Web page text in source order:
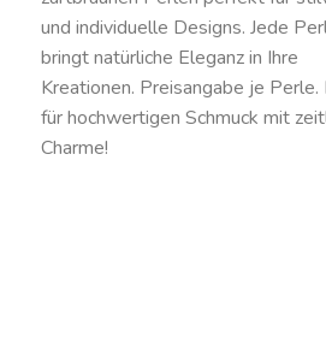
und individuelle Designs. Jede
bringt natürliche Eleganz in Ihre
Kreationen. Preisangabe je Perle.
für hochwertigen Schmuck mit
Charme!